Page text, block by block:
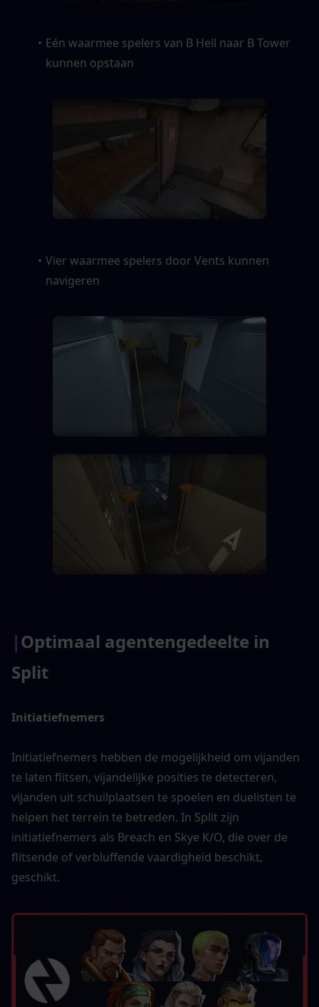
Eén waarmee spelers van B Hell naar B Tower
kunnen opstaan
Vier waarmee spelers door Vents kunnen
navigeren
|Optimaal agentengedeelte in
Split
Initiatiefnemers
Initiatiefnemers hebben de mogelijkheid om vijanden
te laten flitsen, vijandelijke posities te detecteren,
vijanden uit schuilplaatsen te spoelen en duelisten te
helpen het terrein te betreden. In Split zijn
initiatiefnemers als Breach en Skye K/O, die over de
flitsende of verbluffende vaardigheid beschikt,
geschikt.